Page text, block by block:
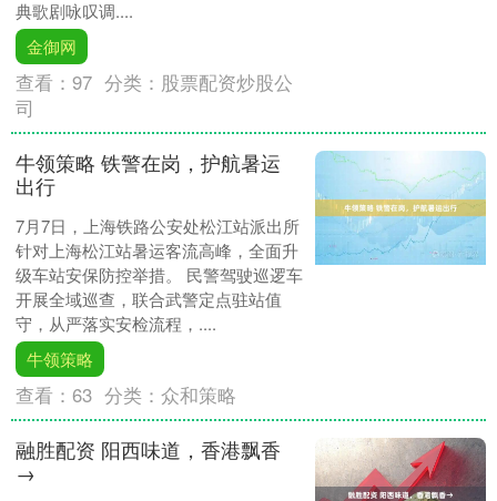
典歌剧咏叹调....
金御网
查看：97 分类： 股票配资炒股公
司
牛领策略 铁警在岗，护航暑运
出行
7月7日，上海铁路公安处松江站派出所
针对上海松江站暑运客流高峰，全面升
级车站安保防控举措。 民警驾驶巡逻车
开展全域巡查，联合武警定点驻站值
守，从严落实安检流程，....
牛领策略
查看：63 分类：众和策略
融胜配资 阳西味道，香港飘香
→